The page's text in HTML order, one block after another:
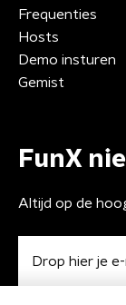
Frequenties
Hosts
Demo insturen
Gemist
FunX
Altijd op de